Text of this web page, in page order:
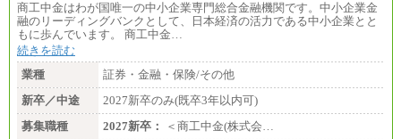
商工中金はわが国唯一の中小企業専門総合金融機関です。中小企業金
融のリーディングバンクとして、日本経済の活力である中小企業とと
もに歩んでいます。 商工中金…
続きを読む
業種
証券・金融・保険/その他
新卒／中途
2027新卒のみ(既卒3年以内可)
募集職種
2027新卒：
＜商工中金(株式会…